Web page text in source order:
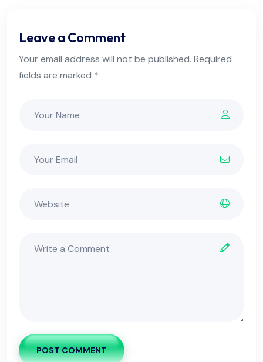
Leave a Comment
Your email address will not be published. Required
fields are marked *
POST COMMENT